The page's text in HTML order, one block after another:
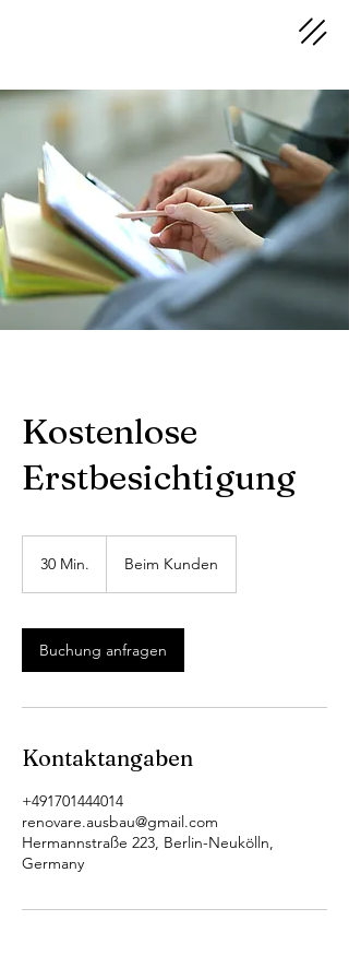
Kostenlose
Erstbesichtigung
30 Min.
i
n
.
Beim Kunden
Buchung anfragen
Kontaktangaben
+491701444014
renovare.ausbau@gmail.com
Hermannstraße 223, Berlin-Neukölln,
Germany